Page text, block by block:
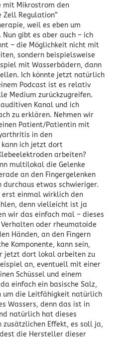
mit Mikrostrom den
Zell Regulation“
weil es eben um
gibt es aber auch – ich
– die Möglichkeit nicht mit
sondern beispielsweise
mit Wasserbädern, dann
Ich könnte jetzt natürlich
Podcast ist es relativ
Medium zurückzugreifen.
Kanal und ich
zu erklären. Nehmen wir
Patient/Patientin mit
in den
kann ich jetzt dort
arbeiten?
multilokal die Gelenke
an den Fingergelenken
etwas schwieriger.
erst einmal wirklich den
denn vielleicht ist ja
wir das einfach mal – dieses
oder rheumatoide
Händen, an den Fingern
Komponente, kann sein,
jetzt dort lokal arbeiten zu
an, eventuell mit einer
Schüssel und einem
einfach ein basische Salz,
um die Leitfähigkeit natürlich
Wassers, denn das ist in
natürlich hat dieses
zusätzlichen Effekt, es soll ja,
die Hersteller dieser